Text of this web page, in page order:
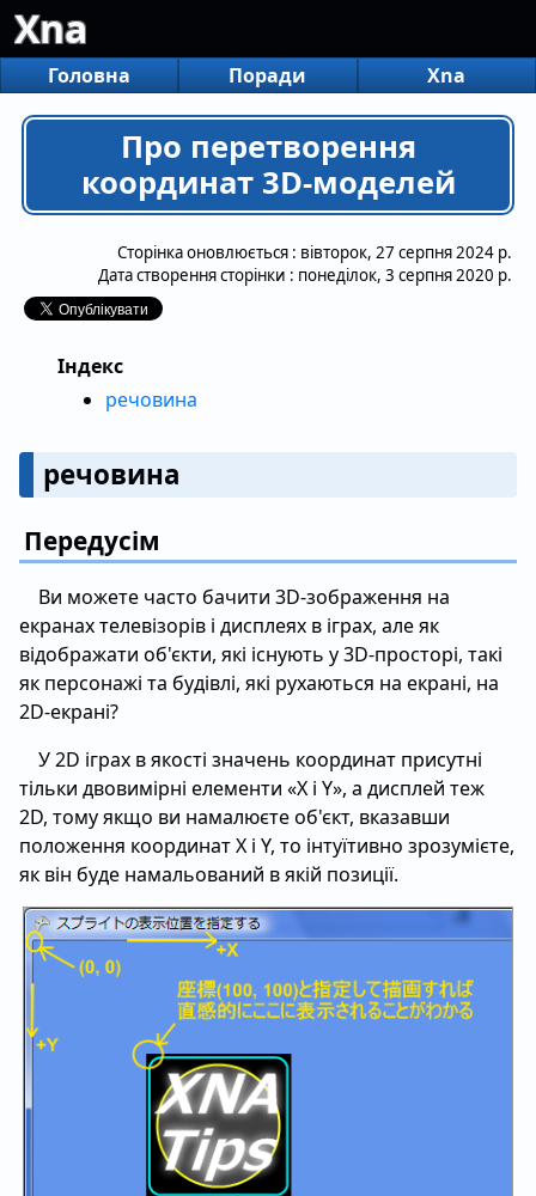
Xna
Головна Поради Xna
Про перетворення
координат 3D-моделей
Сторінка оновлюється : вівторок, 27 серпня 2024 р.
Дата створення сторінки : понеділок, 3 серпня 2020 р.
Індекс
речовина
речовина
Передусім
Ви можете часто бачити 3D-зображення на
екранах телевізорів і дисплеях в іграх, але як
відображати об'єкти, які існують у 3D-просторі, такі
як персонажі та будівлі, які рухаються на екрані, на
2D-екрані?
У 2D іграх в якості значень координат присутні
тільки двовимірні елементи «X і Y», а дисплей теж
2D, тому якщо ви намалюєте об'єкт, вказавши
положення координат X і Y, то інтуїтивно зрозумієте,
як він буде намальований в якій позиції.